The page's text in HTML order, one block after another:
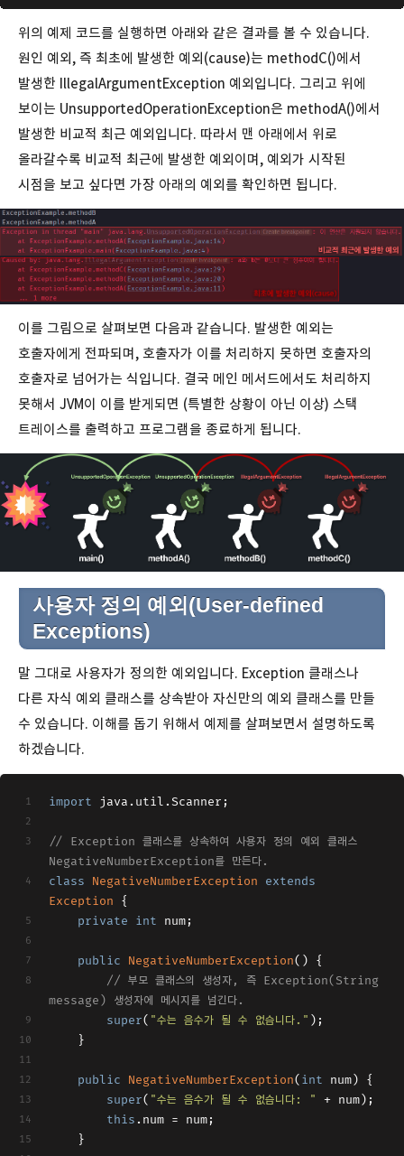
위의 예제 코드를 실행하면 아래와 같은 결과를 볼 수 있습니다.
원인 예외, 즉 최초에 발생한 예외(cause)는 methodC()에서
발생한 IllegalArgumentException 예외입니다. 그리고 위에
보이는 UnsupportedOperationException은 methodA()에서
발생한 비교적 최근 예외입니다. 따라서 맨 아래에서 위로
올라갈수록 비교적 최근에 발생한 예외이며, 예외가 시작된
시점을 보고 싶다면 가장 아래의 예외를 확인하면 됩니다.
이를 그림으로 살펴보면 다음과 같습니다. 발생한 예외는
호출자에게 전파되며, 호출자가 이를 처리하지 못하면 호출자의
호출자로 넘어가는 식입니다. 결국 메인 메서드에서도 처리하지
못해서 JVM이 이를 받게되면 (특별한 상황이 아닌 이상) 스택
트레이스를 출력하고 프로그램을 종료하게 됩니다.
사용자 정의 예외(User-defined
Exceptions)
말 그대로 사용자가 정의한 예외입니다. Exception 클래스나
다른 자식 예외 클래스를 상속받아 자신만의 예외 클래스를 만들
수 있습니다. 이해를 돕기 위해서 예제를 살펴보면서 설명하도록
하겠습니다.
import java.util.Scanner;
// Exception 클래스를 상속하여 사용자 정의 예외 클래스
NegativeNumberException를 만든다.
class
NegativeNumberException
extends
Exception
{
private
int num;
public NegativeNumberException()
{
// 부모 클래스의 생성자, 즉 Exception(String
message) 생성자에 메시지를 넘긴다.
super( "수는 음수가 될 수 없습니다." );
	}
public NegativeNumberException( int num)
{
super( "수는 음수가 될 수 없습니다: "
+ num);
this .num = num;
	}